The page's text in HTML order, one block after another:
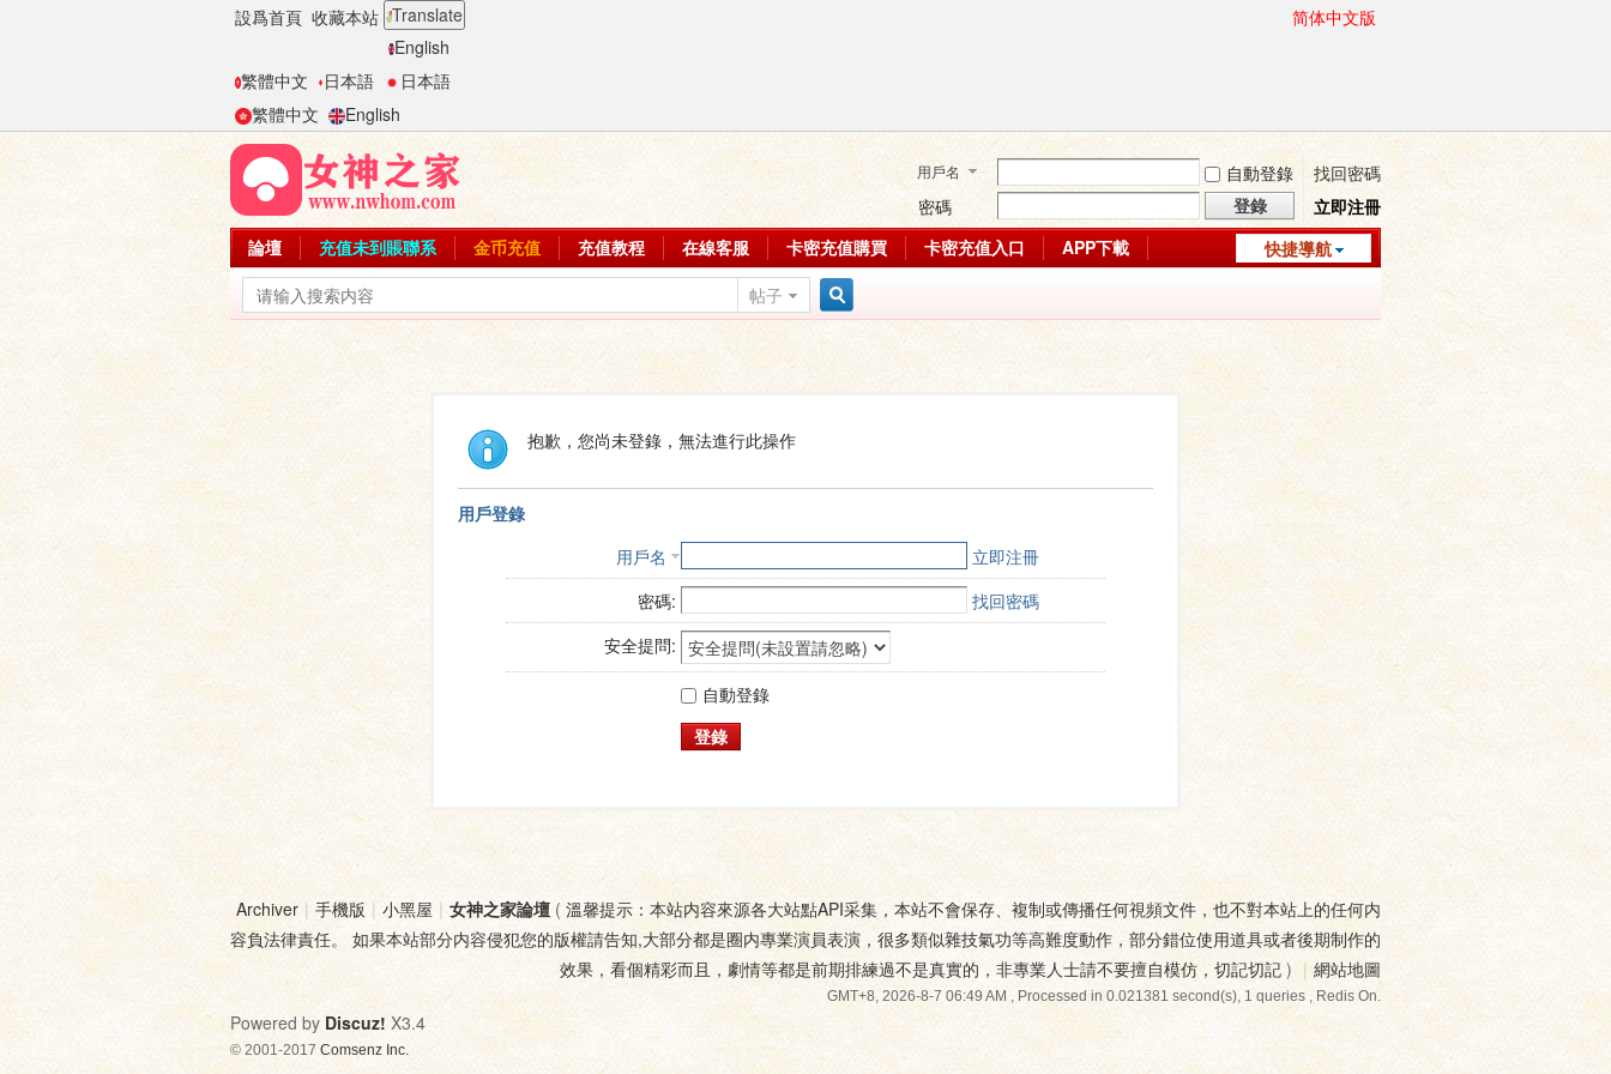
設爲首頁 收藏本站 Translate
English
繁體中文
日本語
日本語
繁體中文
English
简体中文版
用戶名 自動登錄
找回密碼
密碼
登錄
立即注冊
快捷導航
論壇 充值未到賬聯系 金币充值 充值教程 在線客服 卡密充值購買 卡密充值入口
APP下載
帖子
抱歉，您尚未登錄，無法進行此操作
用戶登錄
用戶名
立即注冊
密碼:
找回密碼
安全提問:
自動登錄
登錄
Archiver | 手機版 | 小黑屋 | 女神之家論壇( 溫馨提示：本站内容來源各大站點API采集，本站不會保存、複制或傳播任何視頻文件，也不對本站上的任何内
容負法律責任。 如果本站部分内容侵犯您的版權請告知,大部分都是圈内專業演員表演，很多類似雜技氣功等高難度動作，部分錯位使用道具或者後期制作的
效果，看個精彩而且，劇情等都是前期排練過不是真實的，非專業人士請不要擅自模仿，切記切記 ) | 網站地圖
GMT+8, 2026-8-7 06:49 AM, Processed in 0.021381 second(s), 1 queries , Redis On.
Powered by Discuz! X3.4
© 2001-2017 Comsenz Inc.